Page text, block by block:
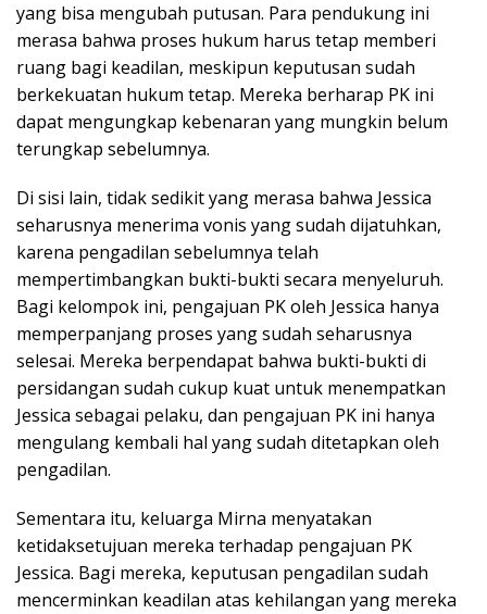
yang bisa mengubah putusan. Para pendukung ini
merasa bahwa proses hukum harus tetap memberi
ruang bagi keadilan, meskipun keputusan sudah
berkekuatan hukum tetap. Mereka berharap PK ini
dapat mengungkap kebenaran yang mungkin belum
terungkap sebelumnya.
Di sisi lain, tidak sedikit yang merasa bahwa Jessica
seharusnya menerima vonis yang sudah dijatuhkan,
karena pengadilan sebelumnya telah
mempertimbangkan bukti-bukti secara menyeluruh.
Bagi kelompok ini, pengajuan PK oleh Jessica hanya
memperpanjang proses yang sudah seharusnya
selesai. Mereka berpendapat bahwa bukti-bukti di
persidangan sudah cukup kuat untuk menempatkan
Jessica sebagai pelaku, dan pengajuan PK ini hanya
mengulang kembali hal yang sudah ditetapkan oleh
pengadilan.
Sementara itu, keluarga Mirna menyatakan
ketidaksetujuan mereka terhadap pengajuan PK
Jessica. Bagi mereka, keputusan pengadilan sudah
mencerminkan keadilan atas kehilangan yang mereka